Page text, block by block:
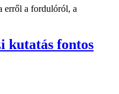
erről a fordulóról, a
kutatás fontos